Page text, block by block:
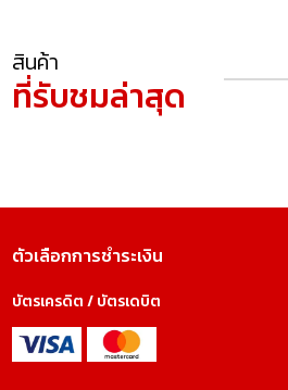
สินค้า
ที่รับชมล่าสุด
ตัวเลือกการชำระเงิน
บัตรเครดิต / บัตรเดบิต